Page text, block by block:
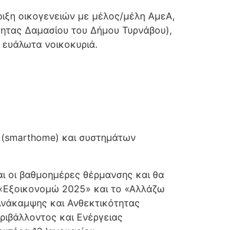
οικογενειών με μέλος/μέλη ΑμεΑ,
Δαμασίου του Δήμου Τυρνάβου),
νοικοκυριά.
(smarthome) και συστημάτων
οι βαθμοημέρες θέρμανσης και θα
2025» και το «Αλλάζω
και Ανθεκτικότητας
και Ενέργειας